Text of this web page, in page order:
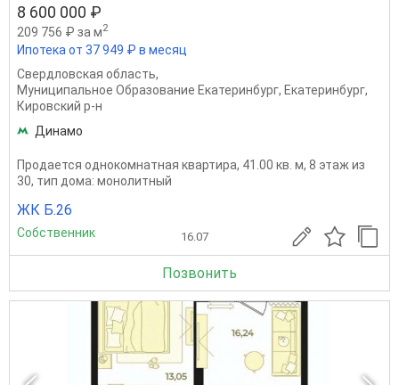
8 600 000 ₽
209 756 ₽ за м2
Ипотека от 37 949 ₽ в месяц
Свердловская область,
Муниципальное Образование Екатеринбург, Екатеринбург,
Кировский р-н
Динамо
Продается однокомнатная квартира, 41.00 кв. м, 8 этаж из
30, тип дома: монолитный
ЖК Б.26
Собственник 16.07
Позвонить